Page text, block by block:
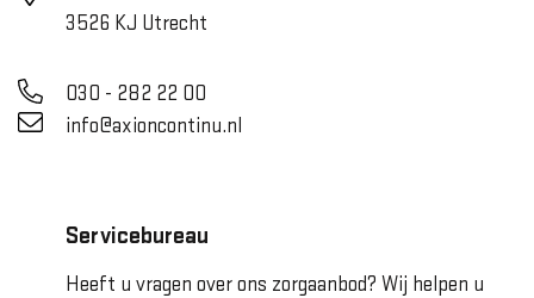
3526 KJ Utrecht
030 - 282 22 00
info@axioncontinu.nl
Servicebureau
Heeft u vragen over ons zorgaanbod? Wij helpen u